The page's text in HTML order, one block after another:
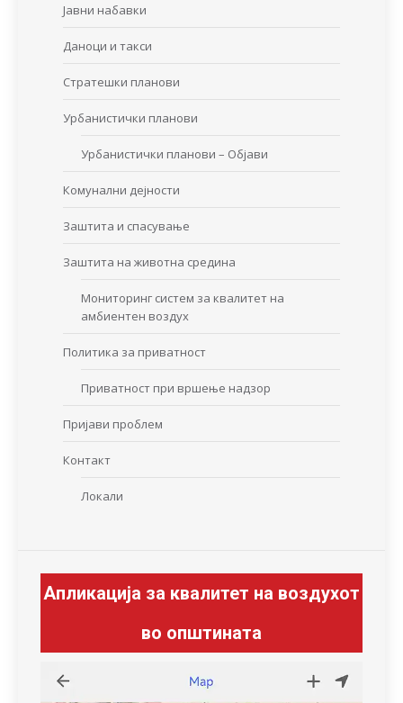
Јавни набавки
Даноци и такси
Стратешки планови
Урбанистички планови
Урбанистички планови – Објави
Комунални дејности
Заштита и спасување
Заштита на животна средина
Мониторинг систем за квалитет на
амбиентен воздух
Политика за приватност
Приватност при вршење надзор
Пријави проблем
Контакт
Локали
Апликација за квалитет на воздухот
во општината